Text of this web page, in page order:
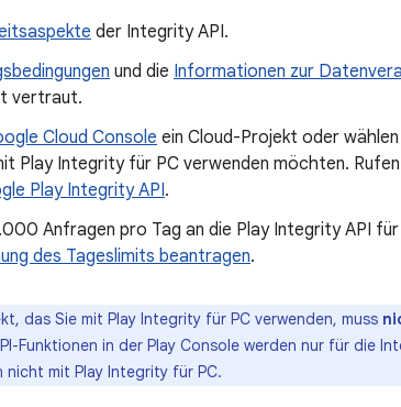
der Integrity API.
und die Informationen zur
vertraut.
Cloud Console ein Cloud-Projekt oder
Play Integrity für PC verwenden möchten. Rufen
Play Integrity API.
Anfragen pro Tag an die Play Integrity API
des Tageslimits beantragen.
das Sie mit Play Integrity für PC verwenden, muss
Funktionen in der Play Console werden nur für die
mit Play Integrity für PC.